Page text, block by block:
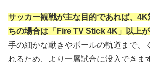
サッカー観戦が主な目的であれば、
ちの場合は「Fire TV Stick 4K」以上が
手の細かな動きやボールの軌道まで、
れるため、より一層試合に没入できま